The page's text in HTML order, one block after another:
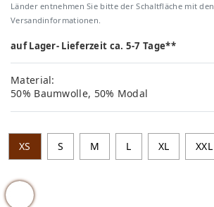
Länder entnehmen Sie bitte der Schaltfläche mit den
Versandinformationen.
auf Lager- Lieferzeit ca. 5-7 Tage**
Material:
50% Baumwolle, 50% Modal
XS S M L XL XXL